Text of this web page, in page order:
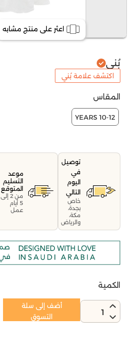
اعثر على منتج مشابه
بُني
اكتشف علامة بُني
المقاس
10-12 YEARS
توصيل
في
اليوم
التالي
خاص
بجدة،
مكة،
والرياض
موعد
التسليم
المتوقع
من 2 إلى
5 أيام
عمل
الكمية
1
أضف إلى سلة
التسوق